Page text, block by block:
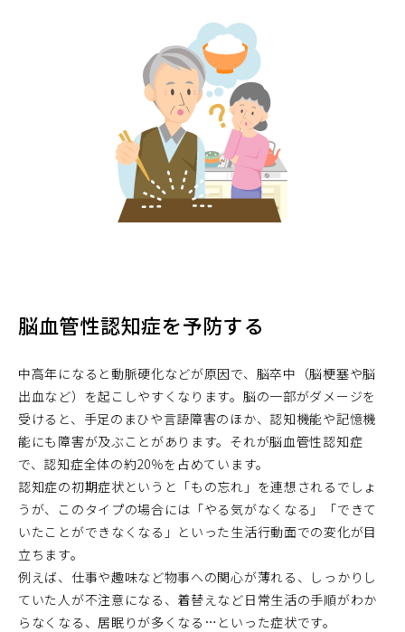
脳血管性認知症を予防する
中高年になると動脈硬化などが原因で、脳卒中（脳梗塞や脳
出血など）を起こしやすくなります。脳の一部がダメージを
受けると、手足のまひや言語障害のほか、認知機能や記憶機
能にも障害が及ぶことがあります。それが脳血管性認知症
で、認知症全体の約20％を占めています。
認知症の初期症状というと「もの忘れ」を連想されるでしょ
うが、このタイプの場合には「やる気がなくなる」「できて
いたことができなくなる」といった生活行動面での変化が目
立ちます。
例えば、仕事や趣味など物事への関心が薄れる、しっかりし
ていた人が不注意になる、着替えなど日常生活の手順がわか
らなくなる、居眠りが多くなる…といった症状です。